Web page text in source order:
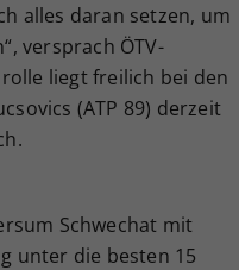
alles daran setzen, um
versprach ÖTV-
liegt freilich bei den
(ATP 89) derzeit
Schwechat mit
unter die besten 15